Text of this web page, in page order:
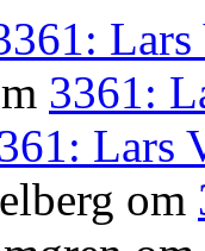
3361:
Lars
om